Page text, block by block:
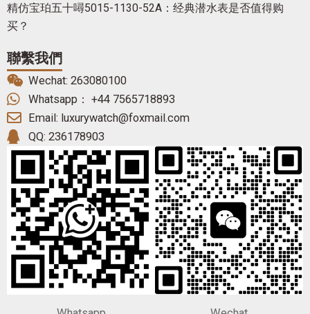
精仿宝珀五十噚5015-1130-52A：经典潜水表是否值得购
买？
聯繫我們
Wechat: 263080100
Whatsapp： +44 7565718893
Email: luxurywatch@foxmail.com
QQ: 236178903